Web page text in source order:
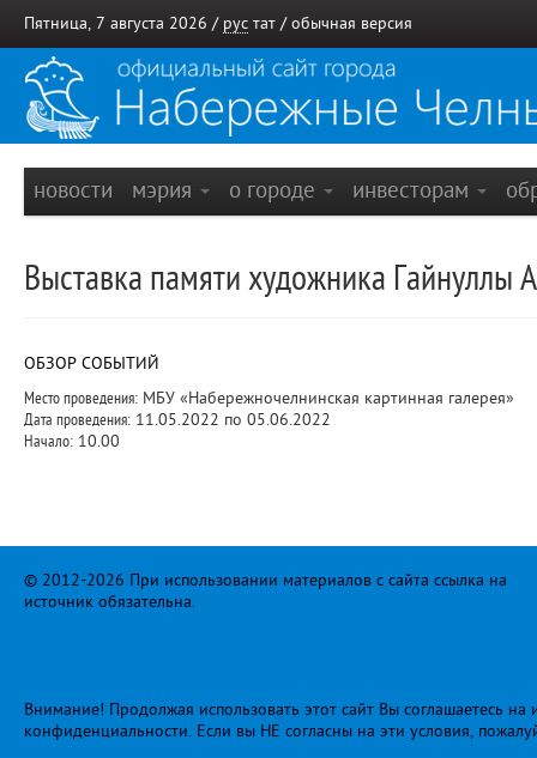
Пятница, 7 августа 2026 / рус тат / обычная версия
новости мэрия о городе инвесторам
Выставка памяти художника Гайнуллы
ОБЗОР СОБЫТИЙ
Место проведения: МБУ «Набережночелнинская картинная галерея»
Дата проведения: 11.05.2022 по 05.06.2022
Начало: 10.00
© 2012-2026 При использовании материалов с сайта ссылка на
источник обязательна.
Внимание! Продолжая использовать этот сайт Вы соглашаетесь
конфиденциальности. Если вы НЕ согласны на эти условия,